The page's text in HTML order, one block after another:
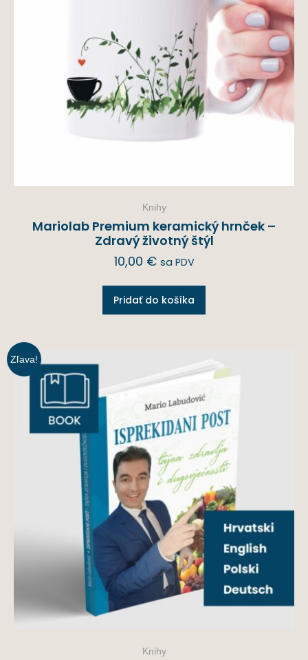
Knihy
Mariolab Premium keramický hrnček –
Zdravý životný štýl
10,00 € sa PDV
Pridať do košíka
Zľava!
Knihy